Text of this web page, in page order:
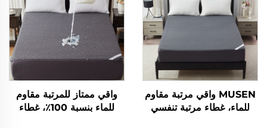
والفندق (رمادي)
MUSEN واقي مرتبة مقاوم
للماء، غطاء مرتبة تنفسي
واقي ممتاز للمرتبة مقاوم
للماء بنسبة 100٪، غطاء